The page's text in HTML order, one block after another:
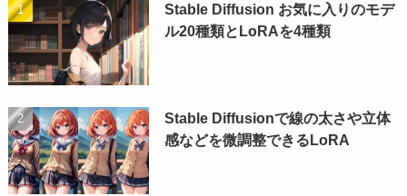
Stable Diffusion お気に入りのモデ
ル20種類とLoRAを4種類
Stable Diffusionで線の太さや立体
感などを微調整できるLoRA